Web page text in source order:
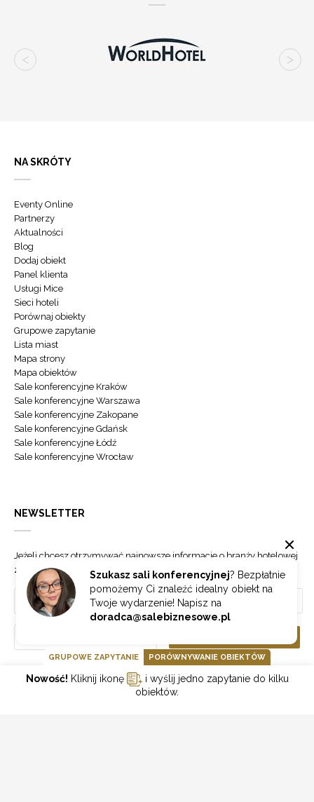
Szukasz sali konferencyjnej? Bezpłatnie
pomożemy Ci znaleźć idealny obiekt na
Twoje wydarzenie! Napisz na
doradca@salebiznesowe.pl
NA SKRÓTY
Eventy Online
Partnerzy
Aktualności
Blog
Dodaj obiekt
Panel klienta
Usługi Mice
Sieci hoteli
Porównaj obiekty
Grupowe zapytanie
Lista miast
Mapa strony
Mapa obiektów
Sale konferencyjne Kraków
Sale konferencyjne Warszawa
Sale konferencyjne Zakopane
Sale konferencyjne Gdańsk
Sale konferencyjne Łódź
Sale konferencyjne Wrocław
NEWSLETTER
Jeżeli chcesz otrzymywać najnowsze informacje o branży hotelowej
zapisz się do naszego newslettera.
GOONLINE.PL SPÓŁKA Z OGRANICZONĄ ODPOWIEDZIALNOŚCIĄ SP.K.
GRUPOWE ZAPYTANIE PORÓWNYWANIE OBIEKTÓW
Nowość! Kliknij ikonę
i wyślij jedno zapytanie do kilku
obiektów.